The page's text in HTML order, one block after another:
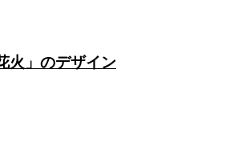
火」のデザイン